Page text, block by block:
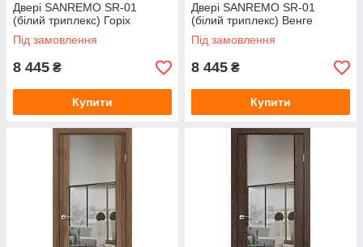
Двері SANREMO SR-01
(білий триплекс) Горіх
Під замовлення
8 445 ₴
Купити
Двері SANREMO SR-01
(білий триплекс) Венге
Під замовлення
8 445 ₴
Купити